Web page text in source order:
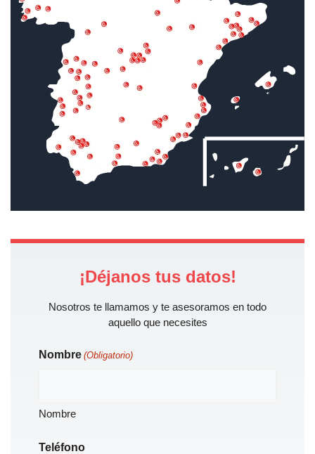
¡Déjanos tus datos!
Nosotros te llamamos y te asesoramos en todo
aquello que necesites
Nombre (Obligatorio)
Nombre
Teléfono